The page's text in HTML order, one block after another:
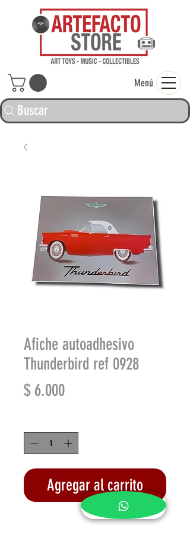
Buscar
Menú
Afiche autoadhesivo
Thunderbird ref 0928
$ 6.000Precio
Agregar al carrito
Realizar compra